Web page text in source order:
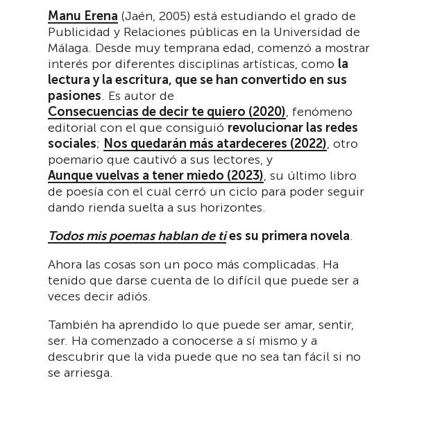
Manu Erena (Jaén, 2005) está estudiando el grado de
Publicidad y Relaciones públicas en la Universidad de
Málaga. Desde muy temprana edad, comenzó a mostrar
interés por diferentes disciplinas artísticas, como la
lectura y la escritura, que se han convertido en sus
pasiones. Es autor de
Consecuencias de decir te quiero (2020), fenómeno
editorial con el que consiguió revolucionar las redes
sociales; Nos quedarán más atardeceres (2022), otro
poemario que cautivó a sus lectores, y
Aunque vuelvas a tener miedo (2023), su último libro
de poesía con el cual cerró un ciclo para poder seguir
dando rienda suelta a sus horizontes.
Todos mis poemas hablan de ties su primera novela.
Ahora las cosas son un poco más complicadas. Ha
tenido que darse cuenta de lo difícil que puede ser a
veces decir adiós.
También ha aprendido lo que puede ser amar, sentir,
ser. Ha comenzado a conocerse a sí mismo y a
descubrir que la vida puede que no sea tan fácil si no
se arriesga.